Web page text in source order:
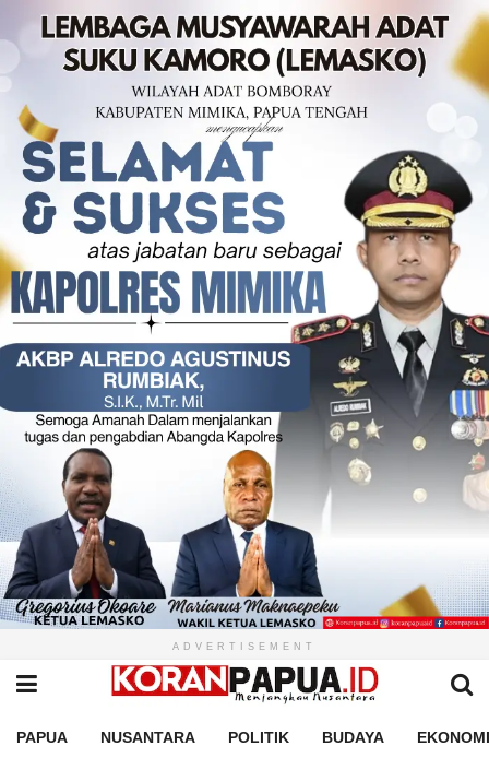
ADVERTISEMENT
PAPUA NUSANTARA POLITIK BUDAYA EKONOMI